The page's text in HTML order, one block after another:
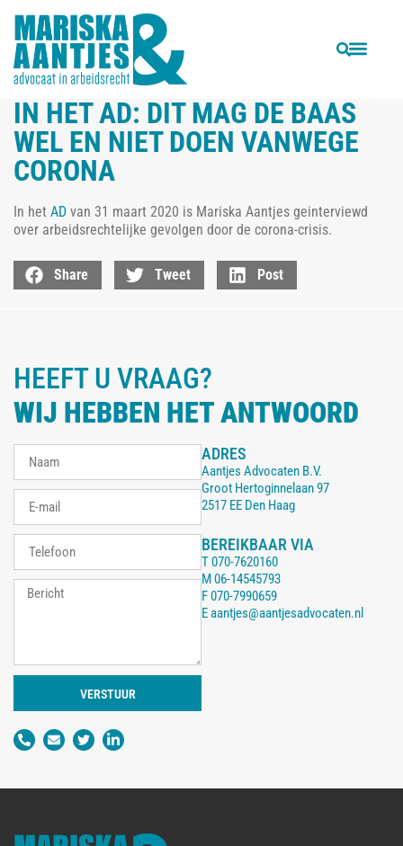
VORIGE VOLGENDE
IN HET AD: DIT MAG DE BAAS
WEL EN NIET DOEN VANWEGE
CORONA
In het AD van 31 maart 2020 is Mariska Aantjes geinterviewd
over arbeidsrechtelijke gevolgen door de corona-crisis.
Share Tweet Post
HEEFT U VRAAG?
WIJ HEBBEN HET ANTWOORD
VERSTUUR
ADRES
Aantjes Advocaten B.V.
Groot Hertoginnelaan 97
2517 EE Den Haag
BEREIKBAAR VIA
T070-7620160
M06-14545793
F070-7990659
Eaantjes@aantjesadvocaten.nl